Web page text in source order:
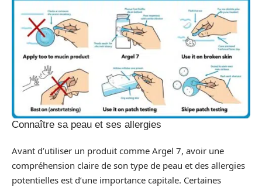
Connaître sa peau et ses allergies
Avant d’utiliser un produit comme Argel 7, avoir une
compréhension claire de son type de peau et des allergies
potentielles est d’une importance capitale. Certaines